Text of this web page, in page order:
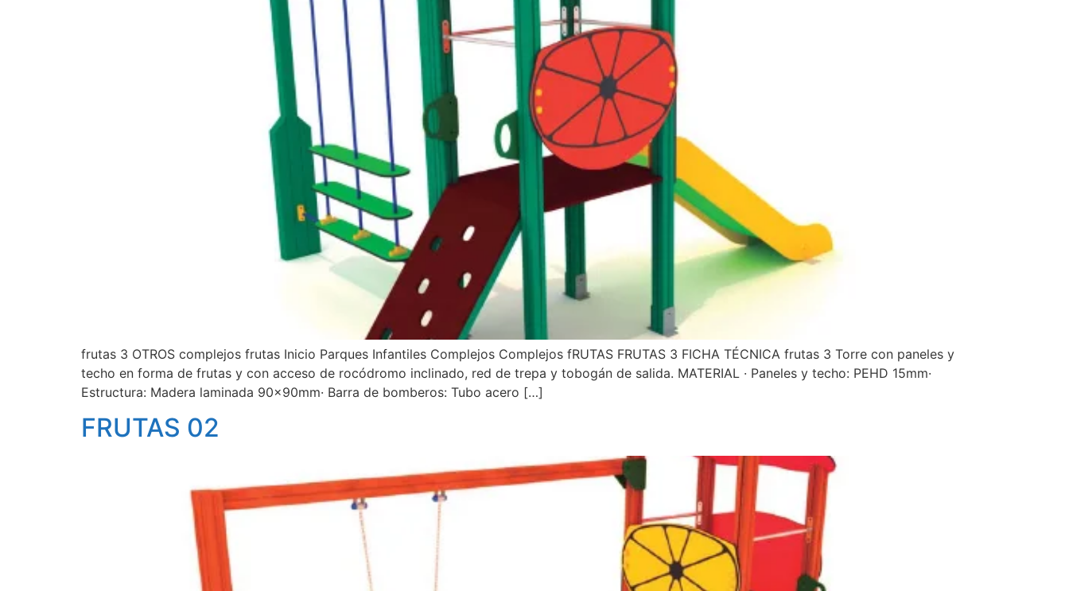
frutas 3 OTROS complejos frutas Inicio Parques Infantiles Complejos Complejos fRUTAS FRUTAS 3 FICHA TÉCNICA frutas 3 Torre con paneles y
techo en forma de frutas y con acceso de rocódromo inclinado, red de trepa y tobogán de salida. MATERIAL · Paneles y techo: PEHD 15mm·
Estructura: Madera laminada 90x90mm· Barra de bomberos: Tubo acero […]
FRUTAS 02